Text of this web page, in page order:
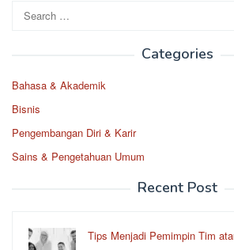
Search
for:
Categories
Bahasa & Akademik
Bisnis
Pengembangan Diri & Karir
Sains & Pengetahuan Umum
Recent Post
Tips Menjadi Pemimpin Tim